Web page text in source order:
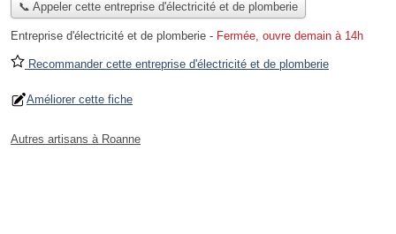
📞 Appeler cette entreprise d'électricité et de plomberie
Entreprise d'électricité et de plomberie - Fermée, ouvre demain à 14h
Recommander cette entreprise d'électricité et de plomberie
Améliorer cette fiche
Autres artisans à Roanne